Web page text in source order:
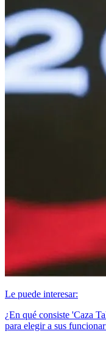
Le puede interesar:
¿En qué consiste 'Caza
para elegir a sus